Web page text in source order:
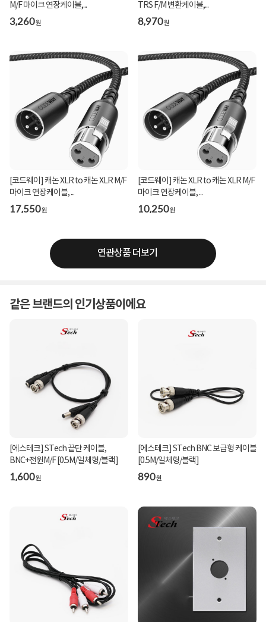
M/F 마이크 연장케이블,...
3,260원
TRS F/M 변환케이블,...
8,970원
[코드웨이] 캐논 XLR to 캐논 XLR M/F
마이크 연장케이블, ...
17,550원
[코드웨이] 캐논 XLR to 캐논 XLR M/F
마이크 연장케이블, ...
10,250원
연관상품 더보기
같은 브랜드의 인기상품이에요
[에스테크] STech 끝단 케이블,
BNC+전원M/F [0.5M/일체형/블랙]
1,600원
[에스테크] STech BNC 보급형 케이블
[0.5M/일체형/블랙]
890원